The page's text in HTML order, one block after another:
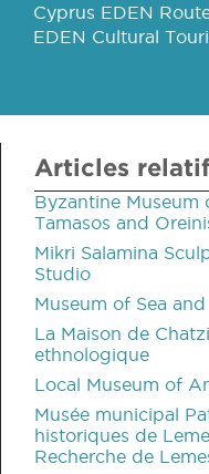
Cyprus EDEN
EDEN Cultural
Articles
Byzantine
Tamasos and
Mikri Salamina
Studio
Museum of Sea
La Maison de
ethnologique
Local Museum of
Musée municipal
historiques de
Recherche de